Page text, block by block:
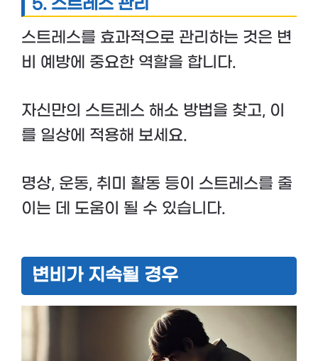
5. 스트레스 관리
스트레스를 효과적으로 관리하는 것은 변
비 예방에 중요한 역할을 합니다.
자신만의 스트레스 해소 방법을 찾고, 이
를 일상에 적용해 보세요.
명상, 운동, 취미 활동 등이 스트레스를 줄
이는 데 도움이 될 수 있습니다.
변비가 지속될 경우